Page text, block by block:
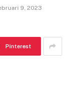
9, 2023
Pinterest